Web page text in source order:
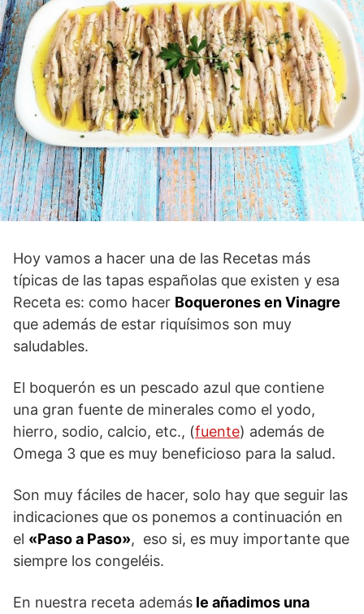
Hoy vamos a hacer una de las Recetas más
típicas de las tapas españolas que existen y esa
Receta es: como hacer Boquerones en Vinagre
que además de estar riquísimos son muy
saludables.
El boquerón es un pescado azul que contiene
una gran fuente de minerales como el yodo,
hierro, sodio, calcio, etc., (fuente) además de
Omega 3 que es muy beneficioso para la salud.
Son muy fáciles de hacer, solo hay que seguir las
indicaciones que os ponemos a continuación en
el «Paso a Paso», eso si, es muy importante que
siempre los congeléis.
En nuestra receta además le añadimos una